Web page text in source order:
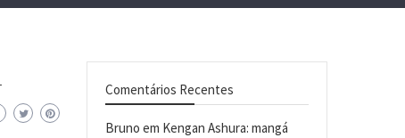
Comentários Recentes
Bruno em Kengan Ashura: mangá